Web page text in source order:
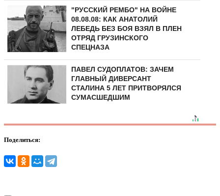
"РУССКИЙ РЕМБО" НА ВОЙНЕ
08.08.08: КАК АНАТОЛИЙ
ЛЕБЕДЬ БЕЗ БОЯ ВЗЯЛ В ПЛЕН
ОТРЯД ГРУЗИНСКОГО
СПЕЦНАЗА
ПАВЕЛ СУДОПЛАТОВ: ЗАЧЕМ
ГЛАВНЫЙ ДИВЕРСАНТ
СТАЛИНА 5 ЛЕТ ПРИТВОРЯЛСЯ
СУМАСШЕДШИМ
Поделиться: